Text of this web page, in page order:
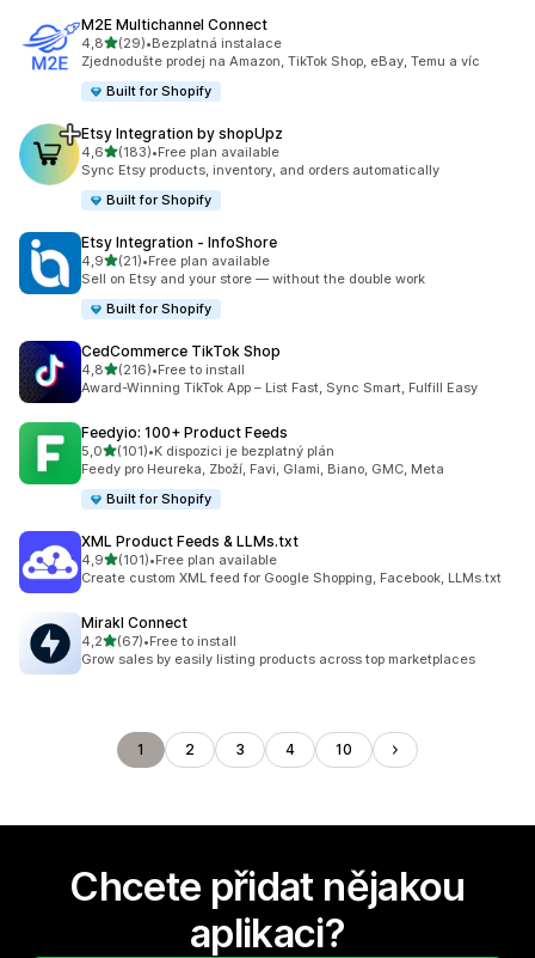
M2E Multichannel Connect
4,8z 5 hvězd
(29)
Celkový počet recenzí: 29
•Bezplatná instalace
Zjednodušte prodej na Amazon, TikTok Shop, eBay, Temu a víc
Built for Shopify
Etsy Integration by shopUpz
4,6z 5 hvězd
(183)
Celkový počet recenzí: 183
•Free plan available
Sync Etsy products, inventory, and orders automatically
Built for Shopify
Etsy Integration ‑ InfoShore
4,9z 5 hvězd
(21)
Celkový počet recenzí: 21
•Free plan available
Sell on Etsy and your store — without the double work
Built for Shopify
CedCommerce TikTok Shop
4,8z 5 hvězd
(216)
Celkový počet recenzí: 216
•Free to install
Award-Winning TikTok App – List Fast, Sync Smart, Fulfill Easy
Feedyio: 100+ Product Feeds
5,0z 5 hvězd
(101)
Celkový počet recenzí: 101
•K dispozici je bezplatný plán
Feedy pro Heureka, Zboží, Favi, Glami, Biano, GMC, Meta
Built for Shopify
XML Product Feeds & LLMs.txt
4,9z 5 hvězd
(101)
Celkový počet recenzí: 101
•Free plan available
Create custom XML feed for Google Shopping, Facebook, LLMs.txt
Mirakl Connect
4,2z 5 hvězd
(67)
Celkový počet recenzí: 67
•Free to install
Grow sales by easily listing products across top marketplaces
1 2 3 4 10
Chcete přidat nějakou
aplikaci?